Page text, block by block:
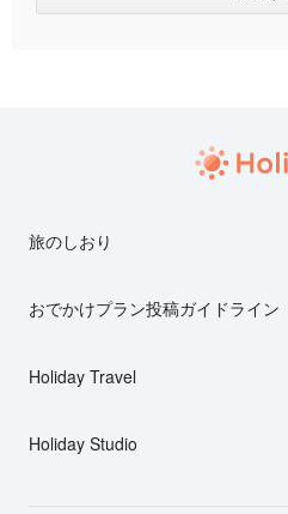
旅のしおり
おでかけプラン投稿ガイドライン
Holiday Travel
Holiday Studio